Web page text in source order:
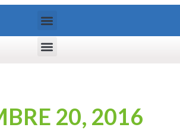
20, 2016